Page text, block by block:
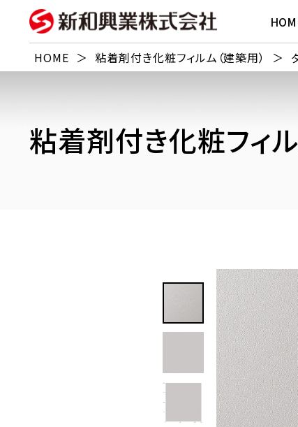
HOME ＞ 粘着剤付き化粧フィルム（建築用） ＞
粘着剤付き化粧フィル